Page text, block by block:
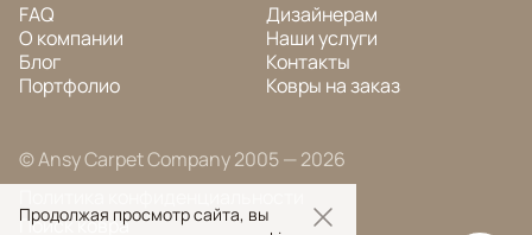
FAQ
О компании
Блог
Портфолио
Дизайнерам
Наши услуги
Контакты
Ковры на заказ
© Ansy Carpet Company 2005 — 2026
Поиск ковра
Продолжая просмотр сайта, вы